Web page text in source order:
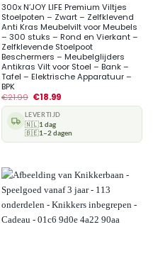
300x N’JOY LIFE Premium Viltjes
Stoelpoten – Zwart – Zelfklevend
Anti Kras Meubelvilt voor Meubels
– 300 stuks – Rond en Vierkant –
Zelfklevende Stoelpoot
Beschermers – Meubelglijders
Antikras Vilt voor Stoel – Bank –
Tafel – Elektrische Apparatuur –
BPK
€21.99 €18.99
LEVERTIJD
🇳🇱1 dag
🇧🇪1–2 dagen